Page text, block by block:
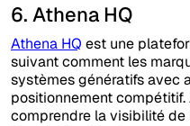
6. Athena HQ
Athena HQ est une
suivant comment les
systèmes génératifs avec
positionnement
comprendre la visibilité